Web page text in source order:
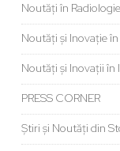
Noutăți în
Noutăți și Inovație
Noutăți și Inovații
PRESS CORNER
Știri și Noutăți din